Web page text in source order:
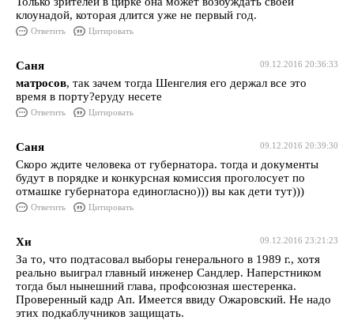
клоунадой, которая длится уже не первый год.
Ответить Цитировать
09.12.2016 20:36:33
Саня
матросов, так зачем тогда Шенгелия его держал все это
время в порту?еруду несете
Ответить Цитировать
09.12.2016 20:39:30
Саня
Скоро ждите человека от губернатора. тогда и документы
будут в порядке и конкурсная комиссия проголосует по
отмашке губернатора единогласно))) вы как дети тут)))
Ответить Цитировать
09.12.2016 23:21:23
Хи
За то, что подтасовал выборы генерального в 1989 г., хотя
реально выиграл главный инженер Сандлер. Наперстником
тогда был нынешний глава, профсоюзная шестеренка.
Проверенный кадр Ап. Имеется ввиду Ожаровский. Не надо
этих подкаблучников защищать.